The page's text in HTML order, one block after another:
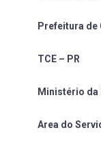
Prefeitura de
TCE – PR
Ministério da
Area do